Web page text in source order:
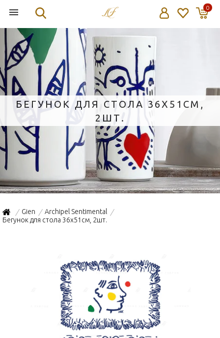
0
БЕГУНОК ДЛЯ СТОЛА 36Х51СМ,
2ШТ.
/ Gien / Archipel Sentimental /
Бегунок для стола 36х51см, 2шт.